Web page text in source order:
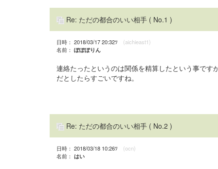
Re: ただの都合のいい相手 ( No.1 )
日時： 2018/03/17 20:32ﾂ (aichieast1)
名前： ぽぽぽりん
連絡たったというのは関係を精算したという事です
だとしたらすごいですね。
Re: ただの都合のいい相手 ( No.2 )
日時： 2018/03/18 10:26ﾂ (ocn)
名前： はい